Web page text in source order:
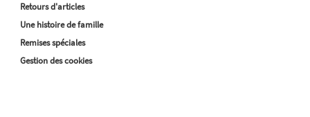
Retours d'articles
Une histoire de famille
Remises spéciales
Gestion des cookies